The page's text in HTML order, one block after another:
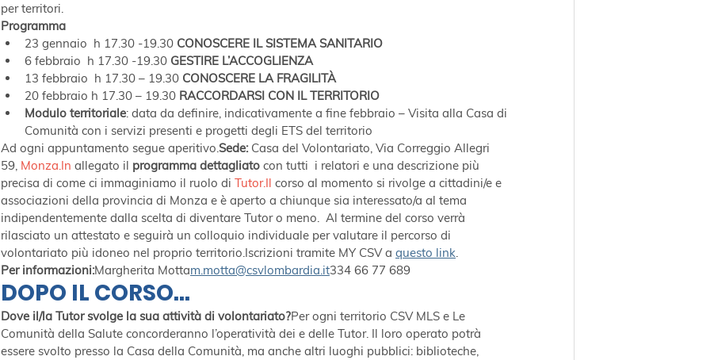
per territori.
Programma
23 gennaio  h 17.30 -19.30 CONOSCERE IL SISTEMA SANITARIO
6 febbraio  h 17.30 -19.30 GESTIRE L’ACCOGLIENZA
13 febbraio  h 17.30 – 19.30 CONOSCERE LA FRAGILITÀ
20 febbraio h 17.30 – 19.30 RACCORDARSI CON IL TERRITORIO
Modulo territoriale: data da definire, indicativamente a fine febbraio – Visita alla Casa di
Comunità con i servizi presenti e progetti degli ETS del territorio
Ad ogni appuntamento segue aperitivo.Sede: Casa del Volontariato, Via Correggio Allegri
59, Monza.In allegato il programma dettagliato con tutti  i relatori e una descrizione più
precisa di come ci immaginiamo il ruolo di Tutor.Il corso al momento si rivolge a cittadini/e e
associazioni della provincia di Monza e è aperto a chiunque sia interessato/a al tema
indipendentemente dalla scelta di diventare Tutor o meno.  Al termine del corso verrà
rilasciato un attestato e seguirà un colloquio individuale per valutare il percorso di
volontariato più idoneo nel proprio territorio.Iscrizioni tramite MY CSV a questo link.
Per informazioni:Margherita Mottam.motta@csvlombardia.it334 66 77 689
DOPO IL CORSO…
Dove il/la Tutor svolge la sua attività di volontariato?Per ogni territorio CSV MLS e Le
Comunità della Salute concorderanno l’operatività dei e delle Tutor. Il loro operato potrà
essere svolto presso la Casa della Comunità, ma anche altri luoghi pubblici: biblioteche,